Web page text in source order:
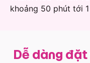
khoảng 50 phút tới
Dễ dàng